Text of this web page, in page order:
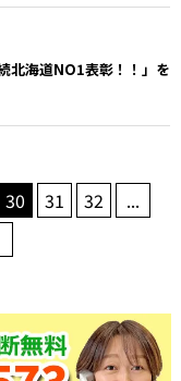
北海道NO1表彰！！」を
30 31 32
...